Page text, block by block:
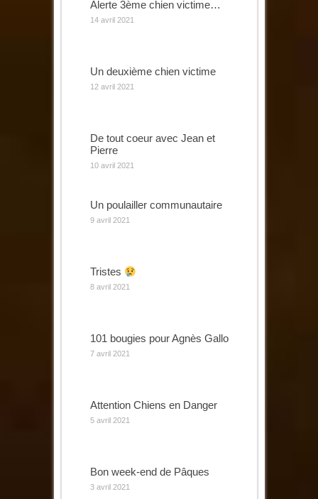
Alerte 3ème chien victime…
14 avril 2021
Un deuxième chien victime
12 avril 2021
De tout coeur avec Jean et
Pierre
10 avril 2021
Un poulailler communautaire
9 avril 2021
Tristes
8 avril 2021
101 bougies pour Agnès Gallo
7 avril 2021
Attention Chiens en Danger
5 avril 2021
Bon week-end de Pâques
3 avril 2021